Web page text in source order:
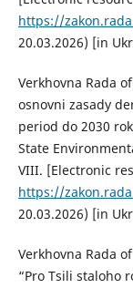
https://
20.03.2026) [in
Verkhovna Rada
osnovni zasady
period do 2030
State
VIII. [Electronic
https://
20.03.2026) [in
Verkhovna Rada
“Pro Tsili staloho